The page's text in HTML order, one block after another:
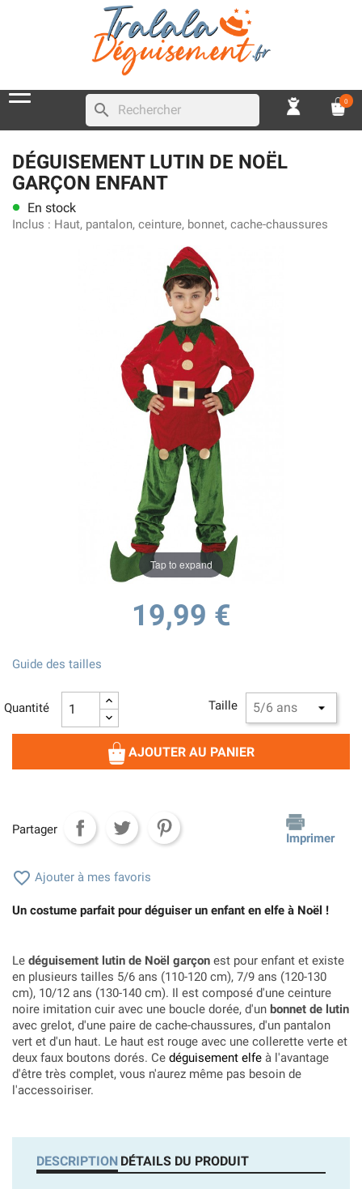
search 0
DÉGUISEMENT LUTIN DE NOËL
GARÇON ENFANT
lens En stock
Inclus : Haut, pantalon, ceinture, bonnet, cache-chaussures
Tap to expand
19,99 €
Taille
Guide des tailles
Quantité
AJOUTER AU PANIER
Partager
Imprimer
 Ajouter à mes favoris
Un costume parfait pour déguiser un enfant en elfe à Noël !
Le déguisement lutin de Noël garçon est pour enfant et existe
en plusieurs tailles 5/6 ans (110-120 cm), 7/9 ans (120-130
cm), 10/12 ans (130-140 cm). Il est composé d'une ceinture
noire imitation cuir avec une boucle dorée, d'un bonnet de lutin
avec grelot, d'une paire de cache-chaussures, d'un pantalon
vert et d'un haut. Le haut est rouge avec une collerette verte et
deux faux boutons dorés. Ce déguisement elfe à l'avantage
d'être très complet, vous n'aurez même pas besoin de
l'accessoiriser.
DESCRIPTION DÉTAILS DU PRODUIT